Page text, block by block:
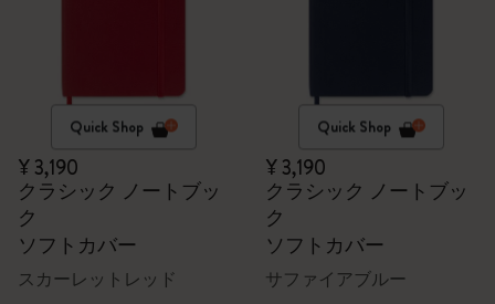
Quick Shop
¥ 3,190
クラシック ノートブッ
ク
ソフトカバー
スカーレットレッド
Quick Shop
¥ 3,190
クラシック ノートブッ
ク
ソフトカバー
サファイアブルー